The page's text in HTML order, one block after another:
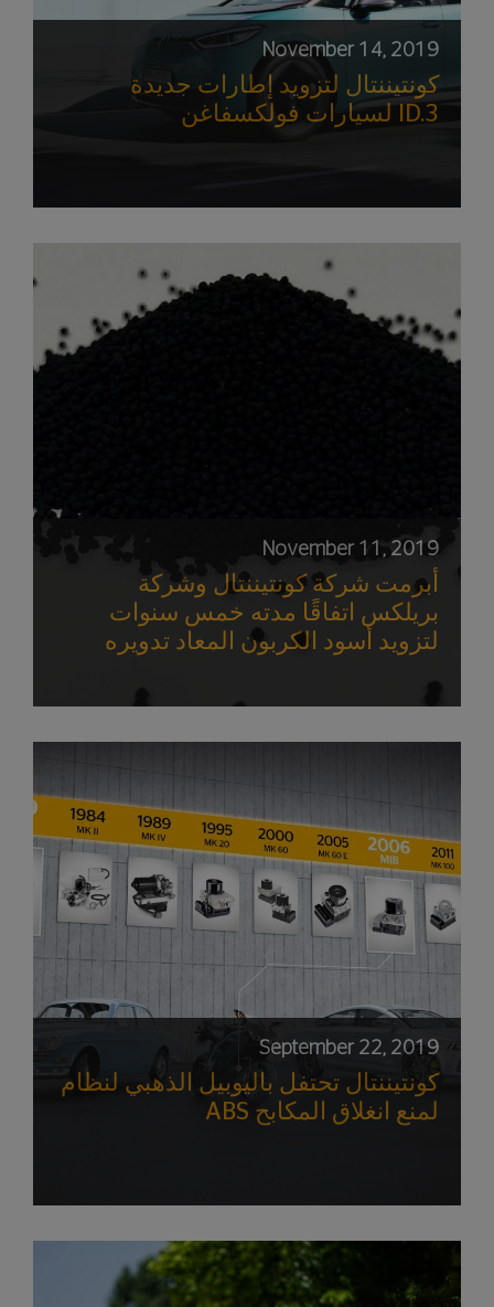
November 14, 2019
كونتيننتال لتزويد إطارات جديدة
لسيارات فولكسفاغن ID.3
November 11, 2019
أبرمت شركة كونتيننتال وشركة
بريلكس اتفاقًا مدته خمس سنوات
لتزويد أسود الكربون المعاد تدويره
September 22, 2019
كونتيننتال تحتفل باليوبيل الذهبي لنظام
ABS لمنع انغلاق المكابح